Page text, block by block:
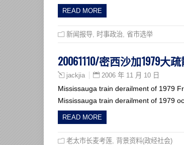
READ MORE
新闻报导 时事政治 省市选举
20061110/密西沙加1979大
jackjia 2006 年 11 月 10 日
Mississauga train derailment of 1979
Mississauga train derailment of 1979
READ MORE
老太市长麦考莲 背景资料(政经社会)